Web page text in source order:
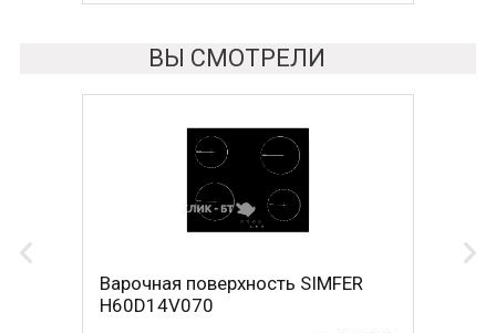
ВЫ СМОТРЕЛИ
Варочная поверхность SIMFER
H60D14V070